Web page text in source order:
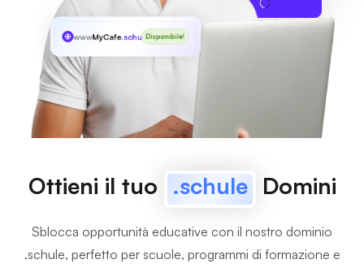
wwwMyCafe.schuleDisponibile!
Ottieni il tuo .schule Domini
Sblocca opportunità educative con il nostro dominio
.schule, perfetto per scuole, programmi di formazione e